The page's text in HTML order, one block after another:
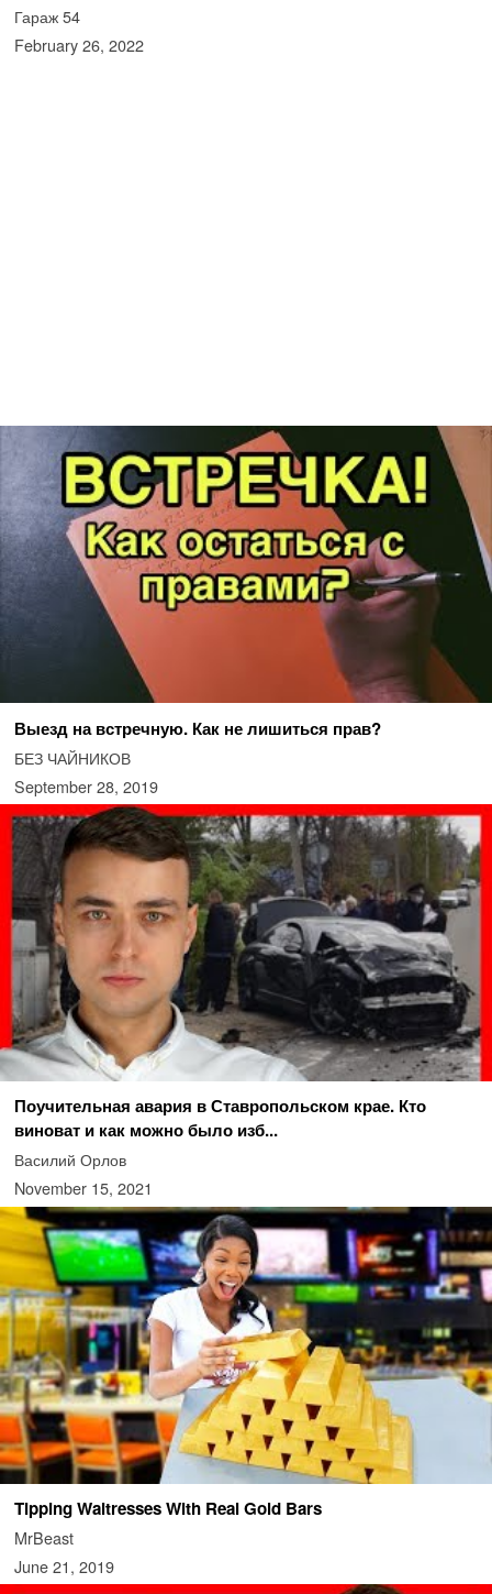
Гараж 54
February 26, 2022
Выезд на встречную. Как не лишиться прав?
БЕЗ ЧАЙНИКОВ
September 28, 2019
Поучительная авария в Ставропольском крае. Кто
виноват и как можно было изб...
Василий Орлов
November 15, 2021
Tipping Waitresses With Real Gold Bars
MrBeast
June 21, 2019